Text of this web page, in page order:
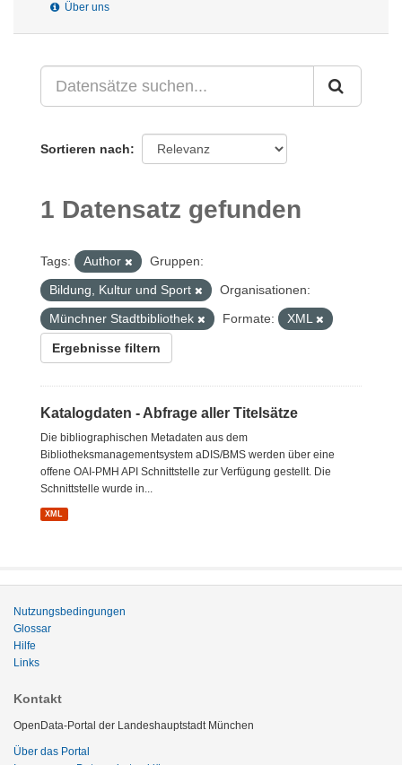
Über uns
Sortieren nach
1 Datensatz gefunden
Tags: Author
Gruppen:
Bildung, Kultur und Sport
Organisationen:
Münchner Stadtbibliothek
Formate: XML
Ergebnisse filtern
Katalogdaten - Abfrage aller Titelsätze
Die bibliographischen Metadaten aus dem
Bibliotheksmanagementsystem aDIS/BMS werden über eine
offene OAI-PMH API Schnittstelle zur Verfügung gestellt. Die
Schnittstelle wurde in...
XML
Nutzungsbedingungen
Glossar
Hilfe
Links
Kontakt
OpenData-Portal der Landeshauptstadt München
Über das Portal